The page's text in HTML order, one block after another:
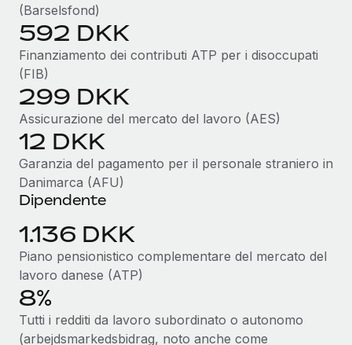
(Barselsfond)
592 DKK
Finanziamento dei contributi ATP per i disoccupati
(FIB)
299 DKK
Assicurazione del mercato del lavoro (AES)
12 DKK
Garanzia del pagamento per il personale straniero in
Danimarca (AFU)
Dipendente
1.136 DKK
Piano pensionistico complementare del mercato del
lavoro danese (ATP)
8%
Tutti i redditi da lavoro subordinato o autonomo
(arbejdsmarkedsbidrag, noto anche come